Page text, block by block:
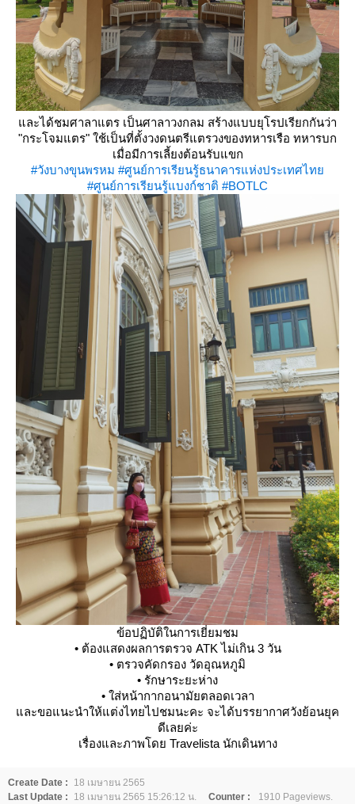
ละได้ชมศาลาแตร เป็นศาลาวงกลม สร้างแบบยุโรปเรียกกันว่า
"กระโจมแตร" ใช้เป็นที่ตั้งวงดนตรีแตรวงของทหารเรือ ทหารบก
เมื่อมีการเลี้ยงต้อนรับแขก
#วังบางขุนพรหม #ศูนย์การเรียนรู้ธนาคารแห่งประเทศไท
#ศูนย์การเรียนรู้แบงก์ชาติ #BOTLC
ข้อปฏิบัติในการเยี่ยมชม
• ต้องแสดงผลการตรวจ ATK ไม่เกิน 3 วัน
• ตรวจคัดกรอง วัดอุณหภูมิ
• รักษาระยะห่าง
• ใส่หน้ากากอนามัยตลอดเวลา
ละขอแนะนำให้แต่งไทยไปชมนะคะ จะได้บรรยากาศวังย้อนยุค
ดีเลยค่ะ
เรื่องและภาพโดย Travelista นักเดินทาง
Create Date :
18 เมษายน 2565
Last Update :
18 เมษายน 2565 15:26:12 น. Counter :
1910 Pageviews.